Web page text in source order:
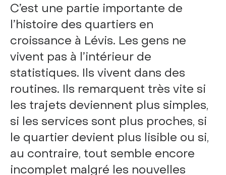
C’est une partie importante de
l’histoire des quartiers en
croissance à Lévis. Les gens ne
vivent pas à l’intérieur de
statistiques. Ils vivent dans des
routines. Ils remarquent très vite si
les trajets deviennent plus simples,
si les services sont plus proches, si
le quartier devient plus lisible ou si,
au contraire, tout semble encore
incomplet malgré les nouvelles